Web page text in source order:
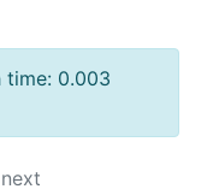
time: 0.003
next